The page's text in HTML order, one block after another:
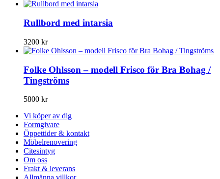
Rullbord med intarsia
3200 kr
Folke Ohlsson – modell Frisco för Bra Bohag /
Tingströms
5800 kr
Vi köper av dig
Formgivare
Öppettider & kontakt
Möbelrenovering
Citesintyg
Om oss
Frakt & leverans